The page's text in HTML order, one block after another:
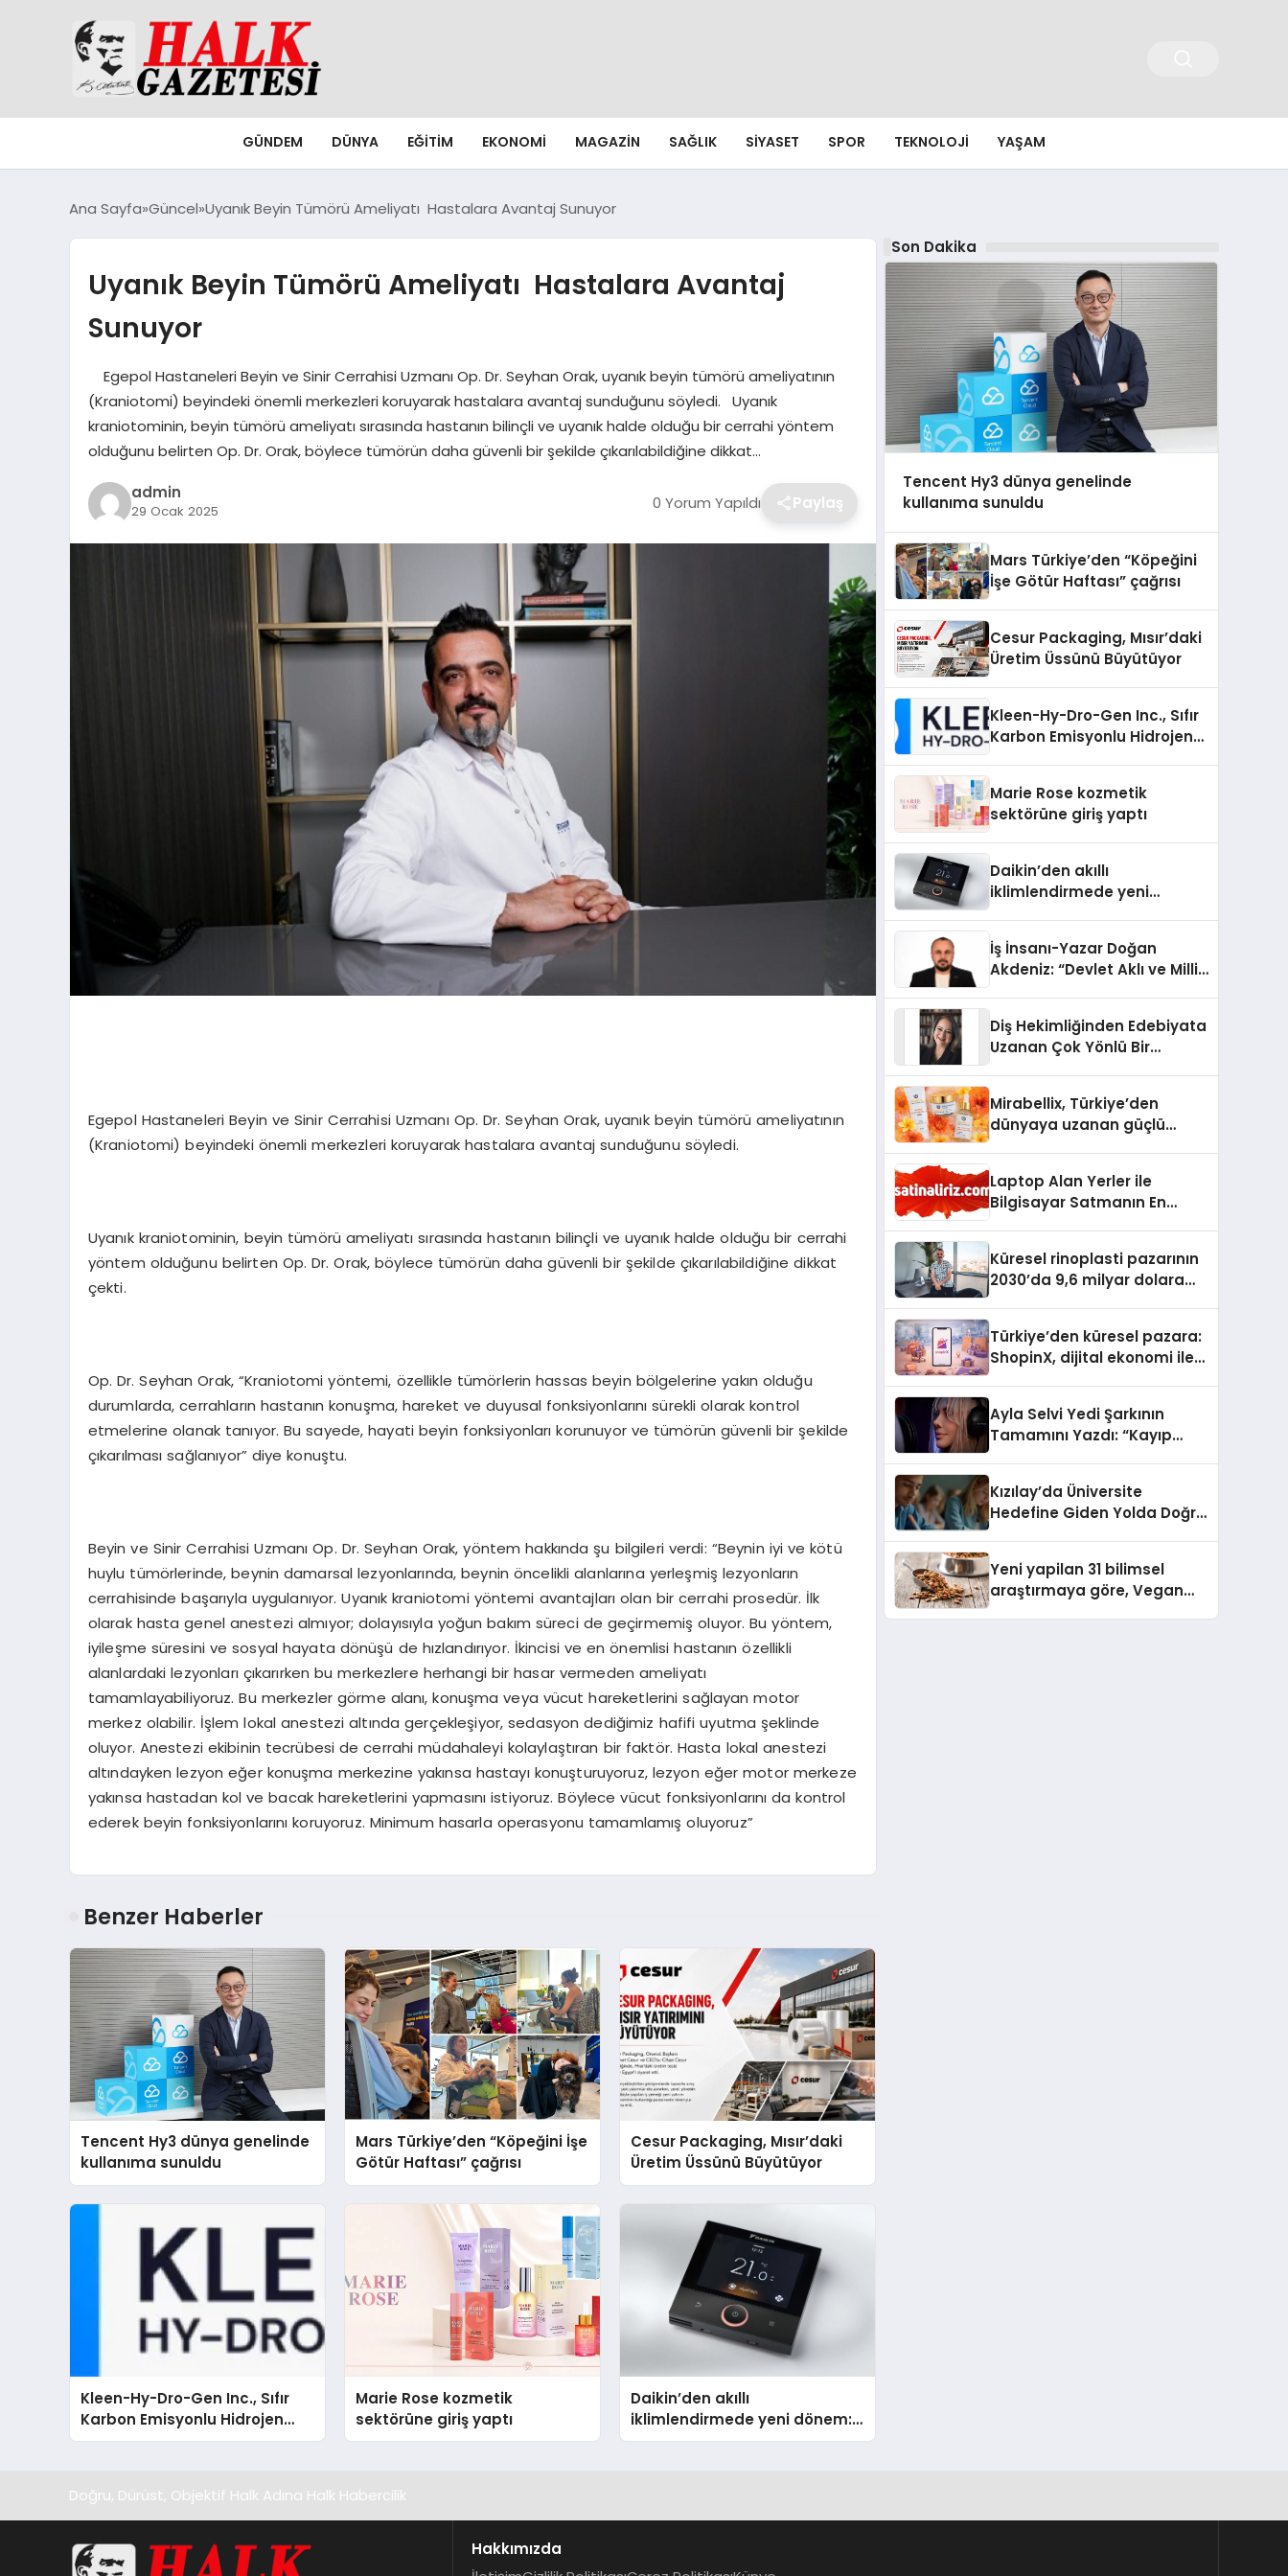
GÜNDEM DÜNYA EĞITIM EKONOMI MAGAZIN SAĞLIK SIYASET SPOR TEKNOLOJI YAŞAM
Ana Sayfa Güncel Uyanık Beyin Tümörü Ameliyatı Hastalara Avantaj Sunuyor
Uyanık Beyin Tümörü Ameliyatı Hastalara Avantaj
Sunuyor
Egepol Hastaneleri Beyin ve Sinir Cerrahisi Uzmanı Op. Dr. Seyhan Orak, uyanık beyin tümörü ameliyatının
(Kraniotomi) beyindeki önemli merkezleri koruyarak hastalara avantaj sunduğunu söyledi. Uyanık
kraniotominin, beyin tümörü ameliyatı sırasında hastanın bilinçli ve uyanık halde olduğu bir cerrahi yöntem
olduğunu belirten Op. Dr. Orak, böylece tümörün daha güvenli bir şekilde çıkarılabildiğine dikkat…
admin
29 Ocak 2025 0 Yorum Yapıldı Paylaş
Egepol Hastaneleri Beyin ve Sinir Cerrahisi Uzmanı Op. Dr. Seyhan Orak, uyanık beyin tümörü ameliyatının
(Kraniotomi) beyindeki önemli merkezleri koruyarak hastalara avantaj sunduğunu söyledi.
Uyanık kraniotominin, beyin tümörü ameliyatı sırasında hastanın bilinçli ve uyanık halde olduğu bir cerrahi
yöntem olduğunu belirten Op. Dr. Orak, böylece tümörün daha güvenli bir şekilde çıkarılabildiğine dikkat
çekti.
Op. Dr. Seyhan Orak, “Kraniotomi yöntemi, özellikle tümörlerin hassas beyin bölgelerine yakın olduğu
durumlarda, cerrahların hastanın konuşma, hareket ve duyusal fonksiyonlarını sürekli olarak kontrol
etmelerine olanak tanıyor. Bu sayede, hayati beyin fonksiyonları korunuyor ve tümörün güvenli bir şekilde
çıkarılması sağlanıyor” diye konuştu.
Beyin ve Sinir Cerrahisi Uzmanı Op. Dr. Seyhan Orak, yöntem hakkında şu bilgileri verdi: “Beynin iyi ve kötü
huylu tümörlerinde, beynin damarsal lezyonlarında, beynin öncelikli alanlarına yerleşmiş lezyonların
cerrahisinde başarıyla uygulanıyor. Uyanık kraniotomi yöntemi avantajları olan bir cerrahi prosedür. İlk
olarak hasta genel anestezi almıyor; dolayısıyla yoğun bakım süreci de geçirmemiş oluyor. Bu yöntem,
iyileşme süresini ve sosyal hayata dönüşü de hızlandırıyor. İkincisi ve en önemlisi hastanın özellikli
alanlardaki lezyonları çıkarırken bu merkezlere herhangi bir hasar vermeden ameliyatı
tamamlayabiliyoruz. Bu merkezler görme alanı, konuşma veya vücut hareketlerini sağlayan motor
merkez olabilir. İşlem lokal anestezi altında gerçekleşiyor, sedasyon dediğimiz hafifi uyutma şeklinde
oluyor. Anestezi ekibinin tecrübesi de cerrahi müdahaleyi kolaylaştıran bir faktör. Hasta lokal anestezi
altındayken lezyon eğer konuşma merkezine yakınsa hastayı konuşturuyoruz, lezyon eğer motor merkeze
yakınsa hastadan kol ve bacak hareketlerini yapmasını istiyoruz. Böylece vücut fonksiyonlarını da kontrol
ederek beyin fonksiyonlarını koruyoruz. Minimum hasarla operasyonu tamamlamış oluyoruz”
Benzer Haberler
Tencent Hy3 dünya genelinde
kullanıma sunuldu
Mars Türkiye’den “Köpeğini İşe
Götür Haftası” çağrısı
Cesur Packaging, Mısır’daki
Üretim Üssünü Büyütüyor
Kleen-Hy-Dro-Gen Inc., Sıfır
Karbon Emisyonlu Hidrojen
Isıtma Teknolojisinde ISO ve
Marie Rose kozmetik
sektörüne giriş yaptı
Daikin’den akıllı
iklimlendirmede yeni dönem:
Madoka Plus Türkiye’de
Son Dakika
Tencent Hy3 dünya genelinde
kullanıma sunuldu
Mars Türkiye’den “Köpeğini
İşe Götür Haftası” çağrısı
Cesur Packaging, Mısır’daki
Üretim Üssünü Büyütüyor
Kleen-Hy-Dro-Gen Inc., Sıfır
Karbon Emisyonlu Hidrojen
Aldı
Marie Rose kozmetik
sektörüne giriş yaptı
Daikin’den akıllı
iklimlendirmede yeni
İş İnsanı-Yazar Doğan
Akdeniz: “Devlet Aklı ve Milli
Diş Hekimliğinden Edebiyata
Uzanan Çok Yönlü Bir
Mirabellix, Türkiye’den
dünyaya uzanan güçlü
Laptop Alan Yerler ile
Bilgisayar Satmanın En
Küresel rinoplasti pazarının
2030’da 9,6 milyar dolara
Türkiye’den küresel pazara:
ShopinX, dijital ekonomi ile
Ayla Selvi Yedi Şarkının
Tamamını Yazdı: “Kayıp
Kızılay’da Üniversite
Hedefine Giden Yolda Doğru
Yeni yapilan 31 bilimsel
araştırmaya göre, Vegan
Doğru, Dürüst, Objektif Halk Adına Halk Habercilik
Hakkımızda